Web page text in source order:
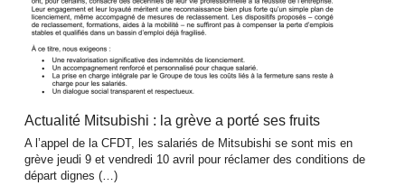
Actualité Mitsubishi : la grève a porté ses fruits
A l’appel de la CFDT, les salariés de Mitsubishi se sont mis en
grève jeudi 9 et vendredi 10 avril pour réclamer des conditions de
départ dignes (…)